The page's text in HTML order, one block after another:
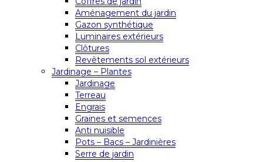
Aménagement du jardin
Gazon synthétique
Luminaires extérieurs
Clôtures
Revêtements sol extérieurs
Jardinage – Plantes
Jardinage
Terreau
Engrais
Graines et semences
Anti nuisible
Pots – Bacs – Jardinières
Serre de jardin